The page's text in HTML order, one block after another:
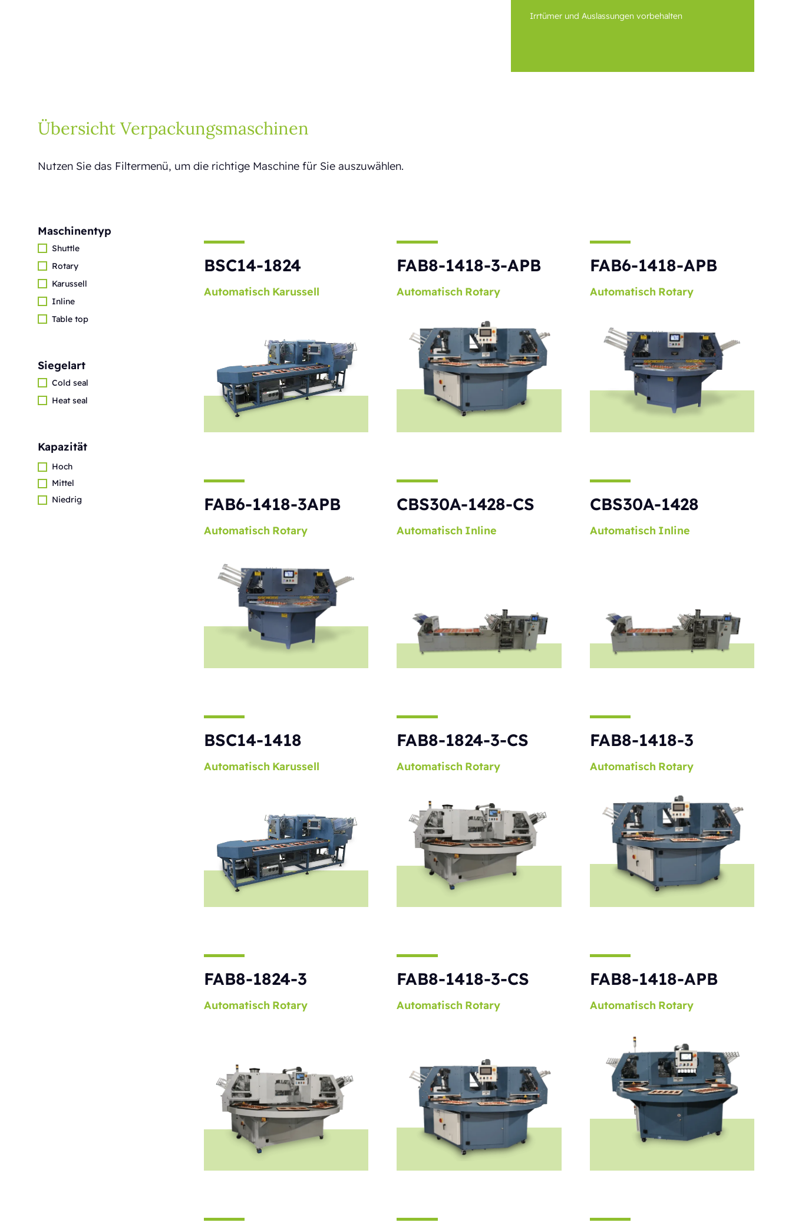
Irrtümer und Auslassungen vorbehalten
Übersicht Verpackungsmaschinen
Nutzen Sie das Filtermenü, um die richtige Maschine für Sie auszuwählen.
Maschinentyp
Shuttle
Rotary
Karussell
Inline
Table top
Siegelart
Cold seal
Heat seal
Kapazität
Hoch
Mittel
Niedrig
BSC14-1824
Automatisch Karussell
FAB8-1418-3-APB
Automatisch Rotary
FAB6-1418-APB
Automatisch Rotary
FAB6-1418-3APB
Automatisch Rotary
CBS30A-1428-CS
Automatisch Inline
CBS30A-1428
Automatisch Inline
BSC14-1418
Automatisch Karussell
FAB8-1824-3-CS
Automatisch Rotary
FAB8-1418-3
Automatisch Rotary
FAB8-1824-3
Automatisch Rotary
FAB8-1418-3-CS
Automatisch Rotary
FAB8-1418-APB
Automatisch Rotary